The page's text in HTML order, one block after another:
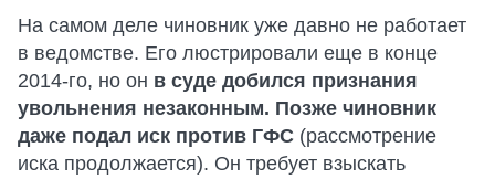
На самом деле чиновник уже давно не работает
в ведомстве. Его люстрировали еще в конце
2014-го, но он в суде добился признания
увольнения незаконным. Позже чиновник
даже подал иск против ГФС (рассмотрение
иска продолжается). Он требует взыскать